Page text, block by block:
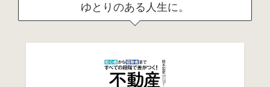
ゆとりのある人生に。